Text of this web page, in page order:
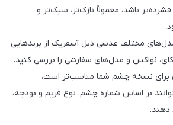
باشد، معمولاً نازک‌تر، سبک‌تر و
مختلف عدسی دبل آسفریک از برندهایی
نواکس و مدل‌های سفارشی را بررسی کنید.
برای نسخه چشم شما مناسب‌تر است،
بر اساس شماره چشم، نوع فریم و بودجه،
دهند.